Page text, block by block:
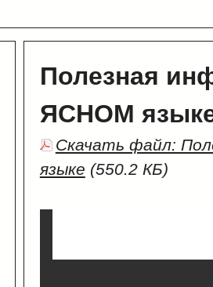
Полезная
ЯСНОМ
Скачать файл:
языке (550.2 КБ)